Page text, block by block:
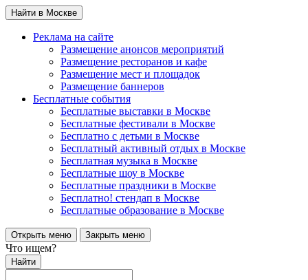
Найти в Москве
Реклама на сайте
Размещение анонсов мероприятий
Размещение ресторанов и кафе
Размещение мест и площадок
Размещение баннеров
Бесплатные события
Бесплатные выставки в Москве
Бесплатные фестивали в Москве
Бесплатно с детьми в Москве
Бесплатный активный отдых в Москве
Бесплатная музыка в Москве
Бесплатные шоу в Москве
Бесплатные праздники в Москве
Бесплатно! стендап в Москве
Бесплатные образование в Москве
Открыть меню Закрыть меню
Что ищем?
Найти